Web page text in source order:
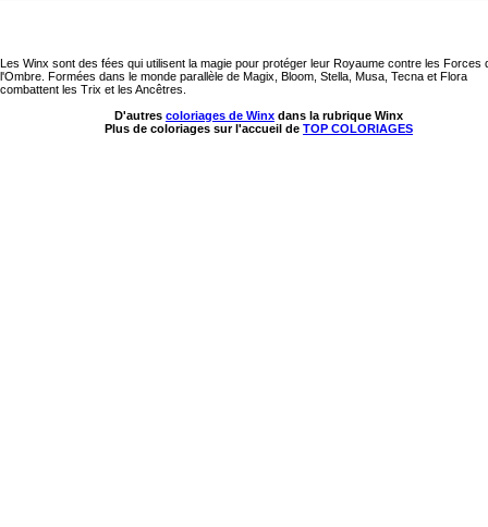
Les Winx sont des fées qui utilisent la magie pour protéger leur Royaume contre les Forces
l'Ombre. Formées dans le monde parallèle de Magix, Bloom, Stella, Musa, Tecna et Flora
combattent les Trix et les Ancêtres.
D'autres coloriages de Winx dans la rubrique Winx
Plus de coloriages sur l'accueil de TOP COLORIAGES